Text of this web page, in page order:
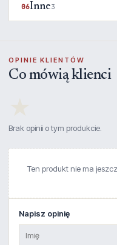
06Inne3
OPINIE KLIENTÓW
Co mówią klienci
Brak opinii o tym produkcie.
Ten produkt nie ma
Napisz opinię